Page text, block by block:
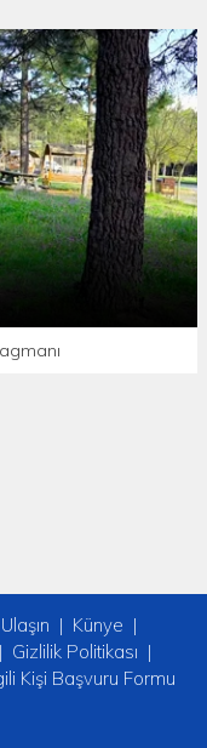
Künye
Gizlilik Politikası
Kişi Başvuru Formu